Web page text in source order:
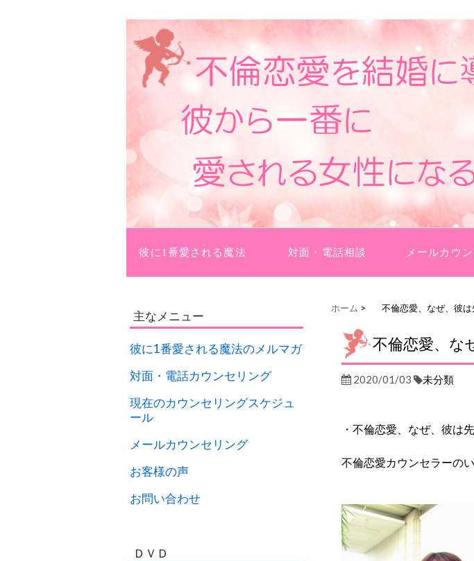
不倫恋愛を結婚に導いて、彼から1番に愛
彼に1番愛される魔法 対面・電話相談 メールカウ
ホーム > 不倫恋愛、なぜ、彼は
不倫恋愛、な
2020/01/03 未分類
・不倫恋愛、なぜ、彼は
不倫恋愛カウンセラーの
主なメニュー
彼に1番愛される魔法のメルマガ
対面・電話カウンセリング
現在のカウンセリングスケジュ
ール
メールカウンセリング
お客様の声
お問い合わせ
ＤＶＤ